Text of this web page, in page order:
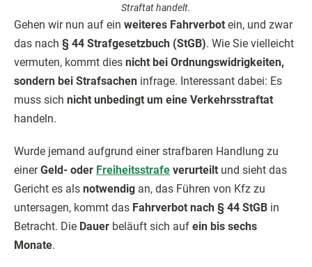
Straftat handelt.
Gehen wir nun auf ein weiteres Fahrverbot ein, und zwar
das nach § 44 Strafgesetzbuch (StGB). Wie Sie vielleicht
vermuten, kommt dies nicht bei Ordnungswidrigkeiten,
sondern bei Strafsachen infrage. Interessant dabei: Es
muss sich nicht unbedingt um eine Verkehrsstraftat
handeln.
Wurde jemand aufgrund einer strafbaren Handlung zu
einerGeld- oder Freiheitsstrafe verurteilt und sieht das
Gericht es als notwendig an, das Führen von Kfz zu
untersagen, kommt das Fahrverbot nach § 44 StGB in
Betracht. Die Dauer beläuft sich auf ein bis sechs
Monate.